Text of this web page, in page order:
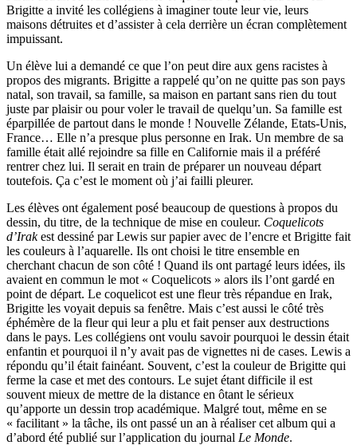
Brigitte a invité les collégiens à imaginer toute leur vie, leurs
maisons détruites et d’assister à cela derrière un écran complètement
impuissant.
Un élève lui a demandé ce que l’on peut dire aux gens racistes à
propos des migrants. Brigitte a rappelé qu’on ne quitte pas son pays
natal, son travail, sa famille, sa maison en partant sans rien du tout
juste par plaisir ou pour voler le travail de quelqu’un. Sa famille est
éparpillée de partout dans le monde ! Nouvelle Zélande, Etats-Unis,
France… Elle n’a presque plus personne en Irak. Un membre de sa
famille était allé rejoindre sa fille en Californie mais il a préféré
rentrer chez lui. Il serait en train de préparer un nouveau départ
toutefois. Ça c’est le moment où j’ai failli pleurer.
Les élèves ont également posé beaucoup de questions à propos du
dessin, du titre, de la technique de mise en couleur. Coquelicots
d’Irakest dessiné par Lewis sur papier avec de l’encre et Brigitte fait
les couleurs à l’aquarelle. Ils ont choisi le titre ensemble en
cherchant chacun de son côté ! Quand ils ont partagé leurs idées, ils
avaient en commun le mot « Coquelicots » alors ils l’ont gardé en
point de départ. Le coquelicot est une fleur très répandue en Irak,
Brigitte les voyait depuis sa fenêtre. Mais c’est aussi le côté très
éphémère de la fleur qui leur a plu et fait penser aux destructions
dans le pays. Les collégiens ont voulu savoir pourquoi le dessin était
enfantin et pourquoi il n’y avait pas de vignettes ni de cases. Lewis a
répondu qu’il était fainéant. Souvent, c’est la couleur de Brigitte qui
ferme la case et met des contours. Le sujet étant difficile il est
souvent mieux de mettre de la distance en ôtant le sérieux
qu’apporte un dessin trop académique. Malgré tout, même en se
« facilitant » la tâche, ils ont passé un an à réaliser cet album qui a
d’abord été publié sur l’application du journal Le Monde.